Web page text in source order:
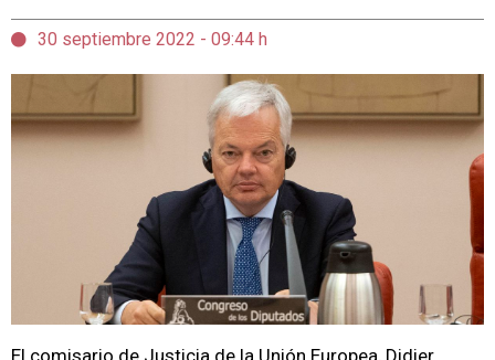
30 septiembre 2022 - 09:44 h
El comisario de Justicia de la Unión Europea, Didier